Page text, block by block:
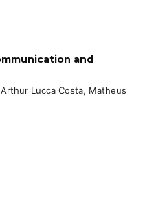
and
Lucca Costa, Matheus